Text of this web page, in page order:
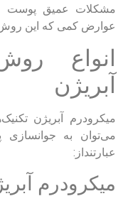
مشکلات عمیق پوست
عوارض کمی که این روش
انواع
آبریژن
میکرودرم آبریژن
می‌توان به
عبارتنداز:
میکرودرم